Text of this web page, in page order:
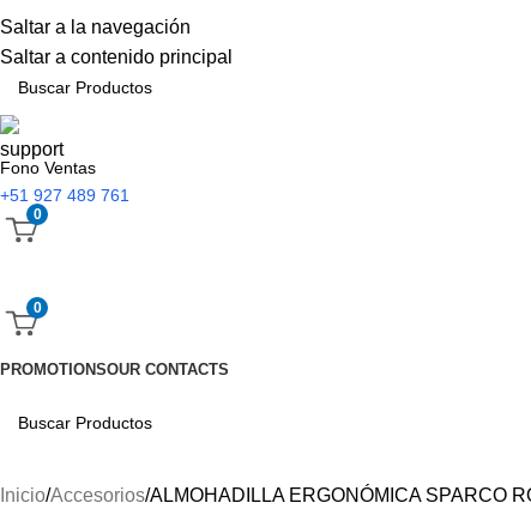
Saltar a la navegación
Saltar a contenido principal
Fono Ventas
+51 927 489 761
0
0
PROMOTIONSOUR CONTACTS
Inicio Accesorios ALMOHADILLA ERGONÓMICA SPARCO